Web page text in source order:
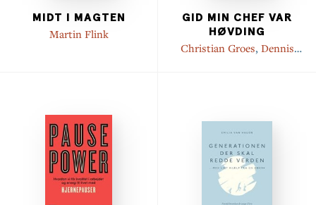
MIDT I MAGTEN
Martin Flink
GID MIN CHEF VAR
HØVDING
Christian Groes, Dennis